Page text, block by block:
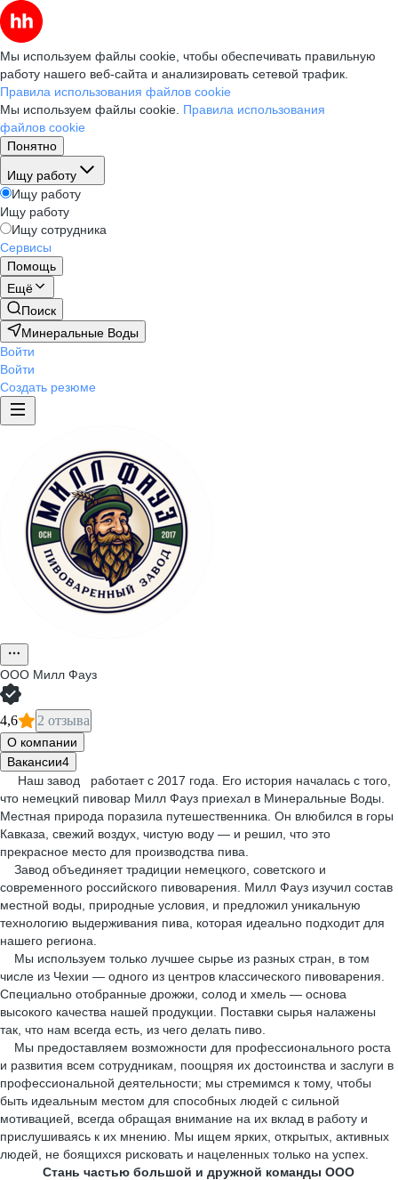
Мы используем файлы cookie, чтобы обеспечивать правильную
работу нашего веб-сайта и анализировать сетевой трафик.
Правила использования файлов cookie
Мы используем файлы cookie. Правила использования
файлов cookie
Понятно
Ищу работу
Ищу работу
Ищу работу
Ищу сотрудника
Сервисы
Помощь
Ещё
Поиск
Минеральные Воды
Войти
Войти
Создать резюме
ООО Милл Фауз
4,6 2 отзыва
О компании
Вакансии4
Наш завод работает с 2017 года. Его история началась с того,
что немецкий пивовар Милл Фауз приехал в Минеральные Воды.
Местная природа поразила путешественника. Он влюбился в горы
Кавказа, свежий воздух, чистую воду — и решил, что это
прекрасное место для производства пива.
Завод объединяет традиции немецкого, советского и
современного российского пивоварения. Милл Фауз изучил состав
местной воды, природные условия, и предложил уникальную
технологию выдерживания пива, которая идеально подходит для
нашего региона.
Мы используем только лучшее сырье из разных стран, в том
числе из Чехии — одного из центров классического пивоварения.
Специально отобранные дрожжи, солод и хмель — основа
высокого качества нашей продукции. Поставки сырья налажены
так, что нам всегда есть, из чего делать пиво.
Мы предоставляем возможности для профессионального роста
и развития всем сотрудникам, поощряя их достоинства и заслуги в
профессиональной деятельности; мы стремимся к тому, чтобы
быть идеальным местом для способных людей с сильной
мотивацией, всегда обращая внимание на их вклад в работу и
прислушиваясь к их мнению. Мы ищем ярких, открытых, активных
людей, не боящихся рисковать и нацеленных только на успех.
Стань частью большой и дружной команды ООО